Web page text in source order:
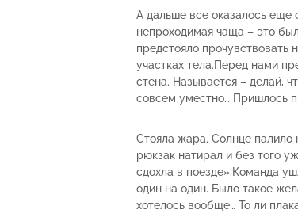
А дальше все оказалось еще
непроходимая чаща – это
предстояло прочувствовать
участках тела.Перед нами
стена. Называется – делай,
совсем уместно… Пришлось
Стояла жара. Солнце палило
рюкзак натирал и без того
сдохла в поезде».Команда
один на один. Было такое
хотелось вообще… То ли